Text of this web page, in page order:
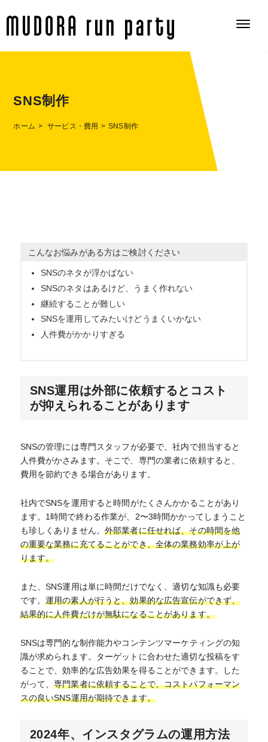
SNS制作
ホーム サービス・費用 SNS制作
こんなお悩みがある方はご検討ください
SNSのネタが浮かばない
SNSのネタはあるけど、うまく作れない
継続することが難しい
SNSを運用してみたいけどうまくいかない
人件費がかかりすぎる
SNS運用は外部に依頼するとコスト
が抑えられることがあります
SNSの管理には専門スタッフが必要で、社内で担当すると
人件費がかさみます。そこで、専門の業者に依頼すると、
費用を節約できる場合があります。
社内でSNSを運用すると時間がたくさんかかることがあり
ます。1時間で終わる作業が、2〜3時間かかってしまうこと
も珍しくありません。 外部業者に任せれば、その時間を他
の重要な業務に充てることができ、全体の業務効率が上が
ります。
また、SNS運用は単に時間だけでなく、適切な知識も必要
です。運用の素人が行うと、効果的な広告宣伝ができず、
結果的に人件費だけが無駄になることがあります。
SNSは専門的な制作能力やコンテンツマーケティングの知
識が求められます。ターゲットに合わせた適切な投稿をす
ることで、効率的な広告効果を得ることができます。した
がって、専門業者に依頼することで、コストパフォーマン
スの良いSNS運用が期待できます。
2024年、インスタグラムの運用方法